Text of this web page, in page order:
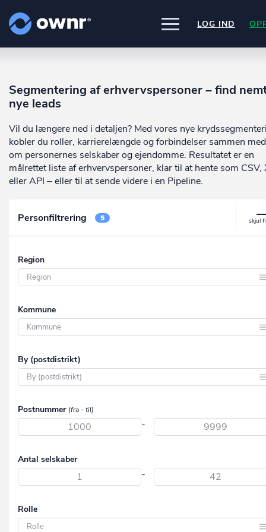
PRODUKTER
ownr Insights
Kassevis af data sat i system
ownr Ajour
Hold dig opdateret og compliant
ownr Pipeline
ownr Segmentering
Identificer salgsklare kundeemner
Bygnings- og Boligregisteret
Geodatastyrelsen
Vurderingsstyrelsen
Danmarks adresser
Mange flere på vej
INTEGRATIONER
Pipedrive
Kommer snart
ownr API
Kun fantasien sætter grænsen
Ownr ajour goes supersonic
Data i begge retninger
Ownr opdatere ikke bare dine
systemer, vi giver dig også
innovative produkter somPipeline
Ajour.
PRISER
OM OWNR
LOG IND
Segmentering af erhvervspersoner – find
nye leads
Vil du længere ned i detaljen? Med vores nye
kobler du roller, karrierelængde og forbindelser sammen
om personernes selskaber og ejendomme. Resultatet er en
målrettet liste af erhvervspersoner, klar til at hente som CSV,
eller API – eller til at sende videre i en Pipeline.
Personfiltrering 5
Region
Region Midtjylland
Region Nordjylland
Region Syddanmark
Region Sjælland
Kommune
Aalborg
Aarhus
Albertslund
Allerød
Assens
Bornholm
By (postdistrikt)
Aabybro
Aakirkeby
Aalborg
Aalborg SV
Aalborg Øst
Postnummer (fra - til)
-
Antal selskaber
-
Rolle